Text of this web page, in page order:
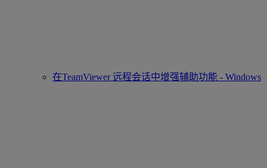
在TeamViewer 远程会话中增强辅助功能 - Windows